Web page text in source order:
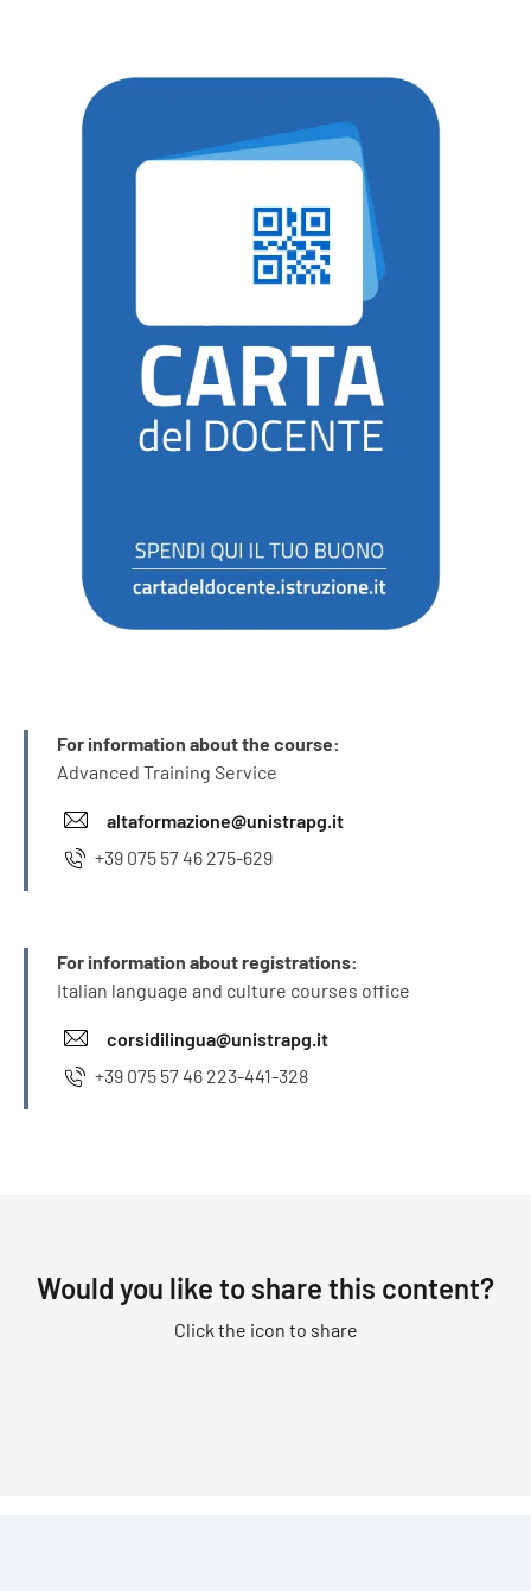
INFO
For information about the course:
Advanced Training Service
altaformazione@unistrapg.it
+39 075 57 46 275-629
INFO
For information about registrations:
Italian language and culture courses office
corsidilingua@unistrapg.it
+39 075 57 46 223-441-328
Would you like to share this content?
Click the icon to share